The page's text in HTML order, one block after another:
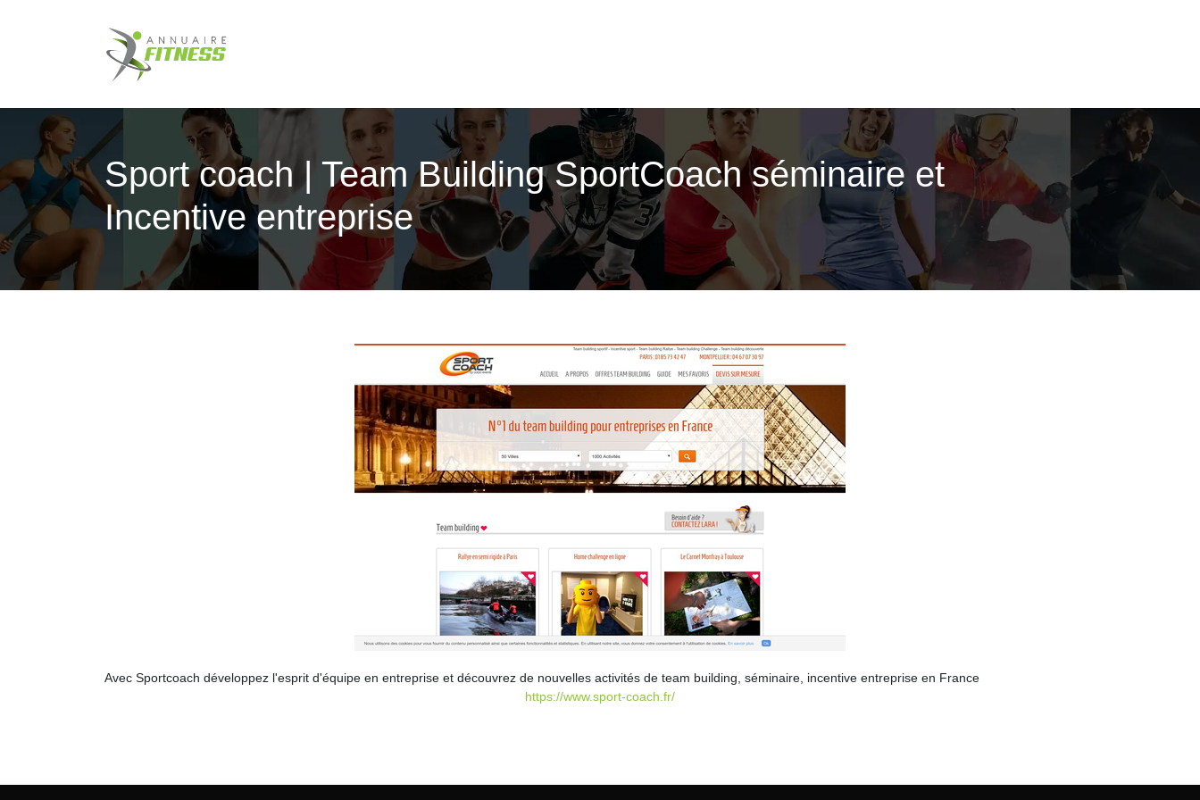
Sport coach | Team Building SportCoach séminaire et
Incentive entreprise
Avec Sportcoach développez l'esprit d'équipe en entreprise et découvrez de nouvelles activités de team building, séminaire, incentive entreprise en France
https://www.sport-coach.fr/